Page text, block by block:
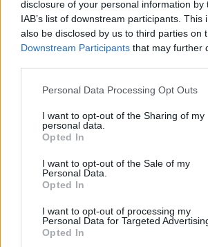
disclosure of your personal information by
IAB’s list of downstream participants. This
also be disclosed by us to third parties on
Downstream Participants that may further
Personal Data Processing Opt Outs
I want to opt-out of the Sharing of my
personal data.
Opted In
I want to opt-out of the Sale of my
Personal Data.
Opted In
I want to opt-out of processing my
Personal Data for Targeted
Opted In
εργασιακά δικαιώματα των
εργάζονται σε αυτά (ν.4415/16).
25. Με τον προϋπολογισμό του
δημόσιες δαπάνες για την
του ΑΕΠ και με αυτό τον τρόπο
αρνητική πρόβλεψη του
συνεχή μείωση των δημόσιων
παιδεία, οι οποίες θα μειώνονταν
πρόβλεψη το 2016 στο 2,3% επί
έφταναν μόλις στο 1,9 % επί του